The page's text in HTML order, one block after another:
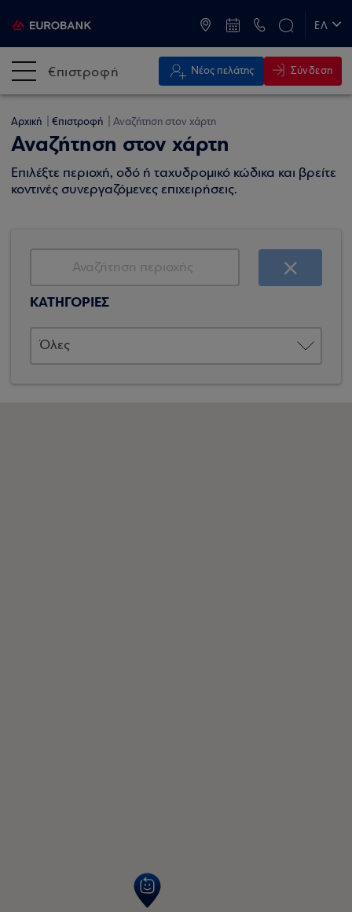
ΕΛ
€πιστροφή Νέος πελάτης Σύνδεση
Αρχική €πιστροφή Αναζήτηση στον χάρτη
Αναζήτηση στον χάρτη
Επιλέξτε περιοχή, οδό ή ταχυδρομικό κώδικα και βρείτε
κοντινές συνεργαζόμενες επιχειρήσεις.
ΚΑΤΗΓΟΡΙΕΣ